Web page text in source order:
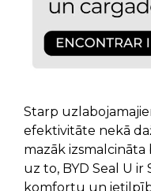
Starp
efektivitāte nekā
mazāk
uz to, BYD Seal U
komfortu un